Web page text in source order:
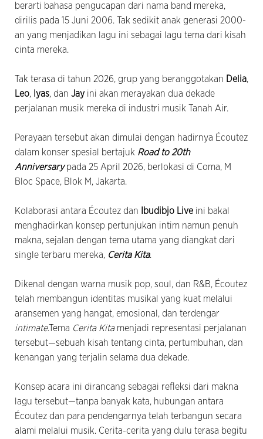
berarti bahasa pengucapan dari nama band mereka,
dirilis pada 15 Juni 2006. Tak sedikit anak generasi 2000-
an yang menjadikan lagu ini sebagai lagu tema dari kisah
cinta mereka.
Tak terasa di tahun 2026, grup yang beranggotakan Delia,
Leo, Iyas, dan Jay ini akan merayakan dua dekade
perjalanan musik mereka di industri musik Tanah Air.
Perayaan tersebut akan dimulai dengan hadirnya Écoutez
dalam konser spesial bertajuk Road to 20th
Anniversarypada 25 April 2026, berlokasi di Coma, M
Bloc Space, Blok M, Jakarta.
Kolaborasi antara Écoutez dan Ibudibjo Live ini bakal
menghadirkan konsep pertunjukan intim namun penuh
makna, sejalan dengan tema utama yang diangkat dari
single terbaru mereka, Cerita Kita.
Dikenal dengan warna musik pop, soul, dan R&B, Écoutez
telah membangun identitas musikal yang kuat melalui
aransemen yang hangat, emosional, dan terdengar
intimate.Tema Cerita Kitamenjadi representasi perjalanan
tersebut—sebuah kisah tentang cinta, pertumbuhan, dan
kenangan yang terjalin selama dua dekade.
Konsep acara ini dirancang sebagai refleksi dari makna
lagu tersebut—tanpa banyak kata, hubungan antara
Écoutez dan para pendengarnya telah terbangun secara
alami melalui musik. Cerita-cerita yang dulu terasa begitu